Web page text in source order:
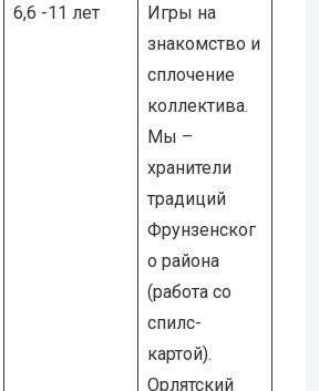
6,6 -11 лет
Игры на
знакомство и
сплочение
коллектива.
Мы –
хранители
традиций
Фрунзенског
о района
(работа со
спилс-
картой).
Орлятский